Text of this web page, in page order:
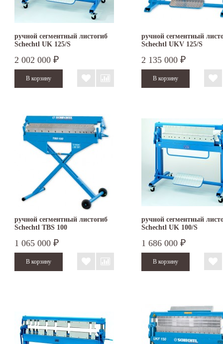
ручной сегментный листогиб
Schechtl UK 125/S
2 002 000 ₽
ручной сегментный
Schechtl UKV 125/S
2 135 000 ₽
ручной сегментный листогиб
Schechtl TBS 100
1 065 000 ₽
ручной сегментный
Schechtl UK 100/S
1 686 000 ₽